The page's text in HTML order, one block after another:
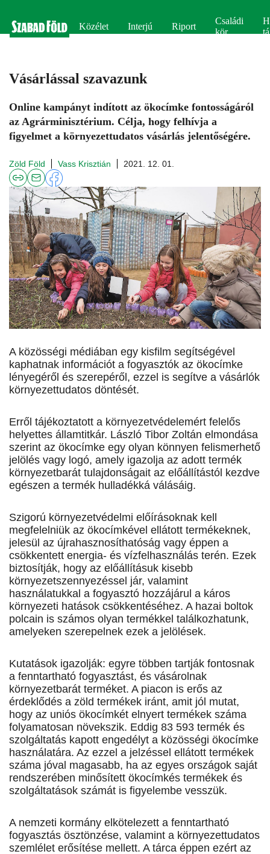
Közélet Interjú Riport
Családi
kör
Vásárlással szavazunk
Online kampányt indított az ökocímke fontosságáról
az Agrárminisztérium. Célja, hogy felhívja a
figyelmet a környezettudatos vásárlás jelentőségére.
Zöld Föld Vass Krisztián 2021. 12. 01.
A közösségi médiában egy kisfilm segítségével
kaphatnak információt a fogyasztók az ökocímke
lényegéről és szerepéről, ezzel is segítve a vásárlók
környezettudatos döntését.
Erről tájékoztatott a környezetvédelemért felelős
helyettes államtitkár. László Tibor Zoltán elmondása
szerint az ökocímke egy olyan könnyen felismerhető
jelölés vagy logó, amely igazolja az adott termék
környezetbarát tulajdonságait az előállítástól kezdve
egészen a termék hulladékká válásáig.
Szigorú környezetvédelmi előírásoknak kell
megfelelniük az ökocímkével ellátott termékeknek,
jelesül az újrahasznosíthatóság vagy éppen a
csökkentett energia- és vízfelhasználás terén. Ezek
biztosítják, hogy az előállításuk kisebb
környezetszennyezéssel jár, valamint
használatukkal a fogyasztó hozzájárul a káros
környezeti hatások csökkentéséhez. A hazai boltok
polcain is számos olyan termékkel találkozhatunk,
amelyeken szerepelnek ezek a jelölések.
Kutatások igazolják: egyre többen tartják fontosnak
a fenntartható fogyasztást, és vásárolnak
környezetbarát terméket. A piacon is erős az
érdeklődés a zöld termékek iránt, amit jól mutat,
hogy az uniós ökocímkét elnyert termékek száma
folyamatosan növekszik. Eddig 83 593 termék és
szolgáltatás kapott engedélyt a közösségi ökocímke
használatára. Az ezzel a jelzéssel ellátott termékek
száma jóval magasabb, ha az egyes országok saját
rendszerében minősített ökocímkés termékek és
szolgáltatások számát is figyelembe vesszük.
A nemzeti kormány elkötelezett a fenntartható
fogyasztás ösztönzése, valamint a környezettudatos
szemlélet erősítése mellett. A tárca éppen ezért az